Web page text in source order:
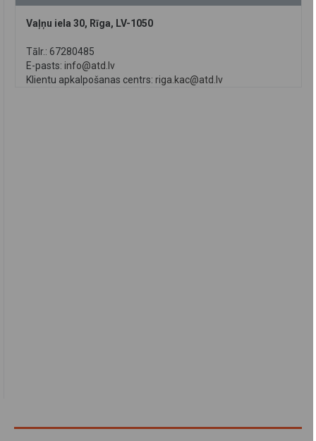
Vaļņu iela 30, Rīga, LV-1050
Tālr.: 67280485
E-pasts: info@atd.lv
Klientu apkalpošanas centrs: riga.kac@atd.lv